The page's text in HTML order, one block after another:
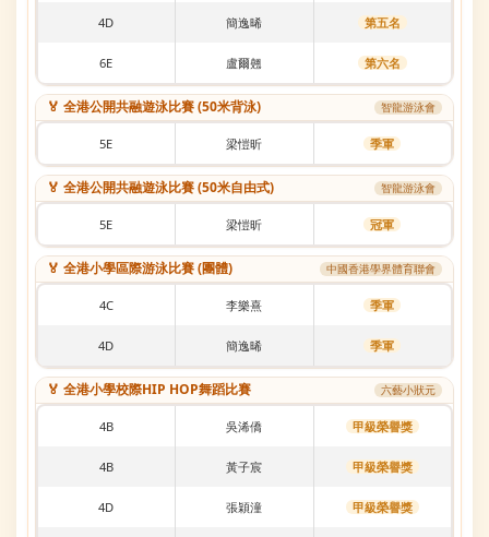
4D 簡逸晞 第五名
6E 盧爾翹 第六名
🏅 全港公開共融遊泳比賽 (50米背泳) 智龍游泳會
5E 梁愷昕 季軍
🏅 全港公開共融遊泳比賽 (50米自由式) 智龍游泳會
5E 梁愷昕 冠軍
🏅 全港小學區際游泳比賽 (團體) 中國香港學界體育聯會
4C 李樂熹 季軍
4D 簡逸晞 季軍
🏅 全港小學校際HIP HOP舞蹈比賽 六藝小狀元
4B 吳浠僑 甲級榮譽獎
4B 黃子宸 甲級榮譽獎
4D 張穎潼 甲級榮譽獎